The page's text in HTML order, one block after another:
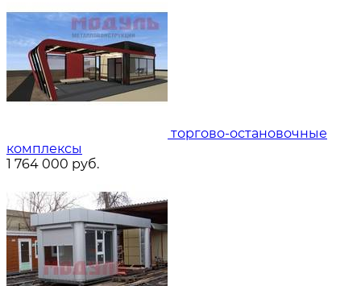
торгово-остановочные
комплексы
1 764 000 руб.